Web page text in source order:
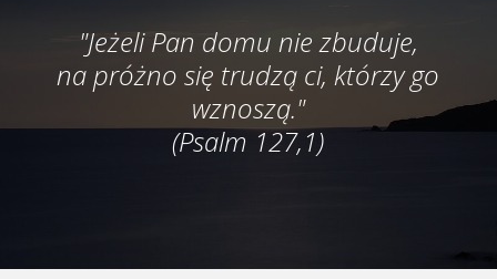
"Jeżeli Pan domu nie zbuduje,
na próżno się trudzą ci, którzy go
wznoszą."
(Psalm 127,1)